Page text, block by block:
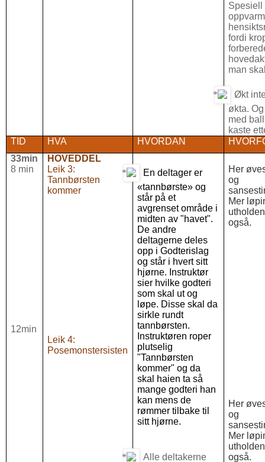
Spesiell
fordi
man
Økt
økta.
med
kaste
TID
HVA HVORDAN
33min
8 min
12min
HOVEDDEL
Leik 3:
Tannbørsten
kommer
Leik 4:
Posemonstersisten
En deltager er
«tannbørste» og
står på et
avgrenset område i
midten av "havet".
De andre
deltagerne deles
opp i Godterislag
og står i hvert sitt
hjørne. Instruktør
sier hvilke godteri
som skal ut og
løpe. Disse skal da
sirkle rundt
tannbørsten.
Instruktøren roper
plutselig
"Tannbørsten
kommer" og da
skal haien ta så
mange godteri han
kan mens de
rømmer tilbake til
sitt hjørne.
Alle deltakerne
Her
og
Mer
også.
Her
og
Mer
også.